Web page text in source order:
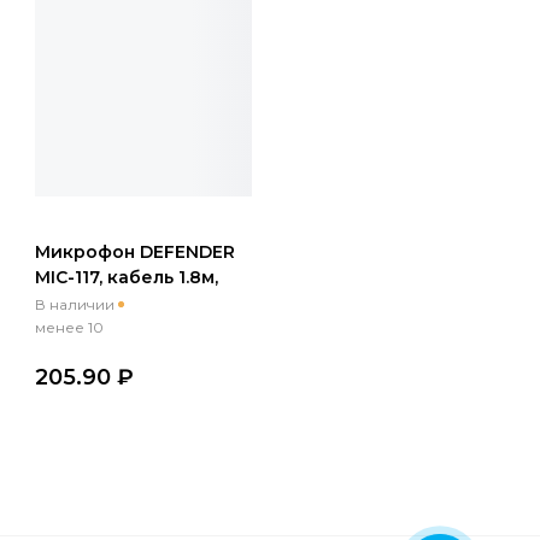
Микрофон DEFENDER
MIC-117, кабель 1.8м,
черный
В наличии
менее 10
205.90 ₽